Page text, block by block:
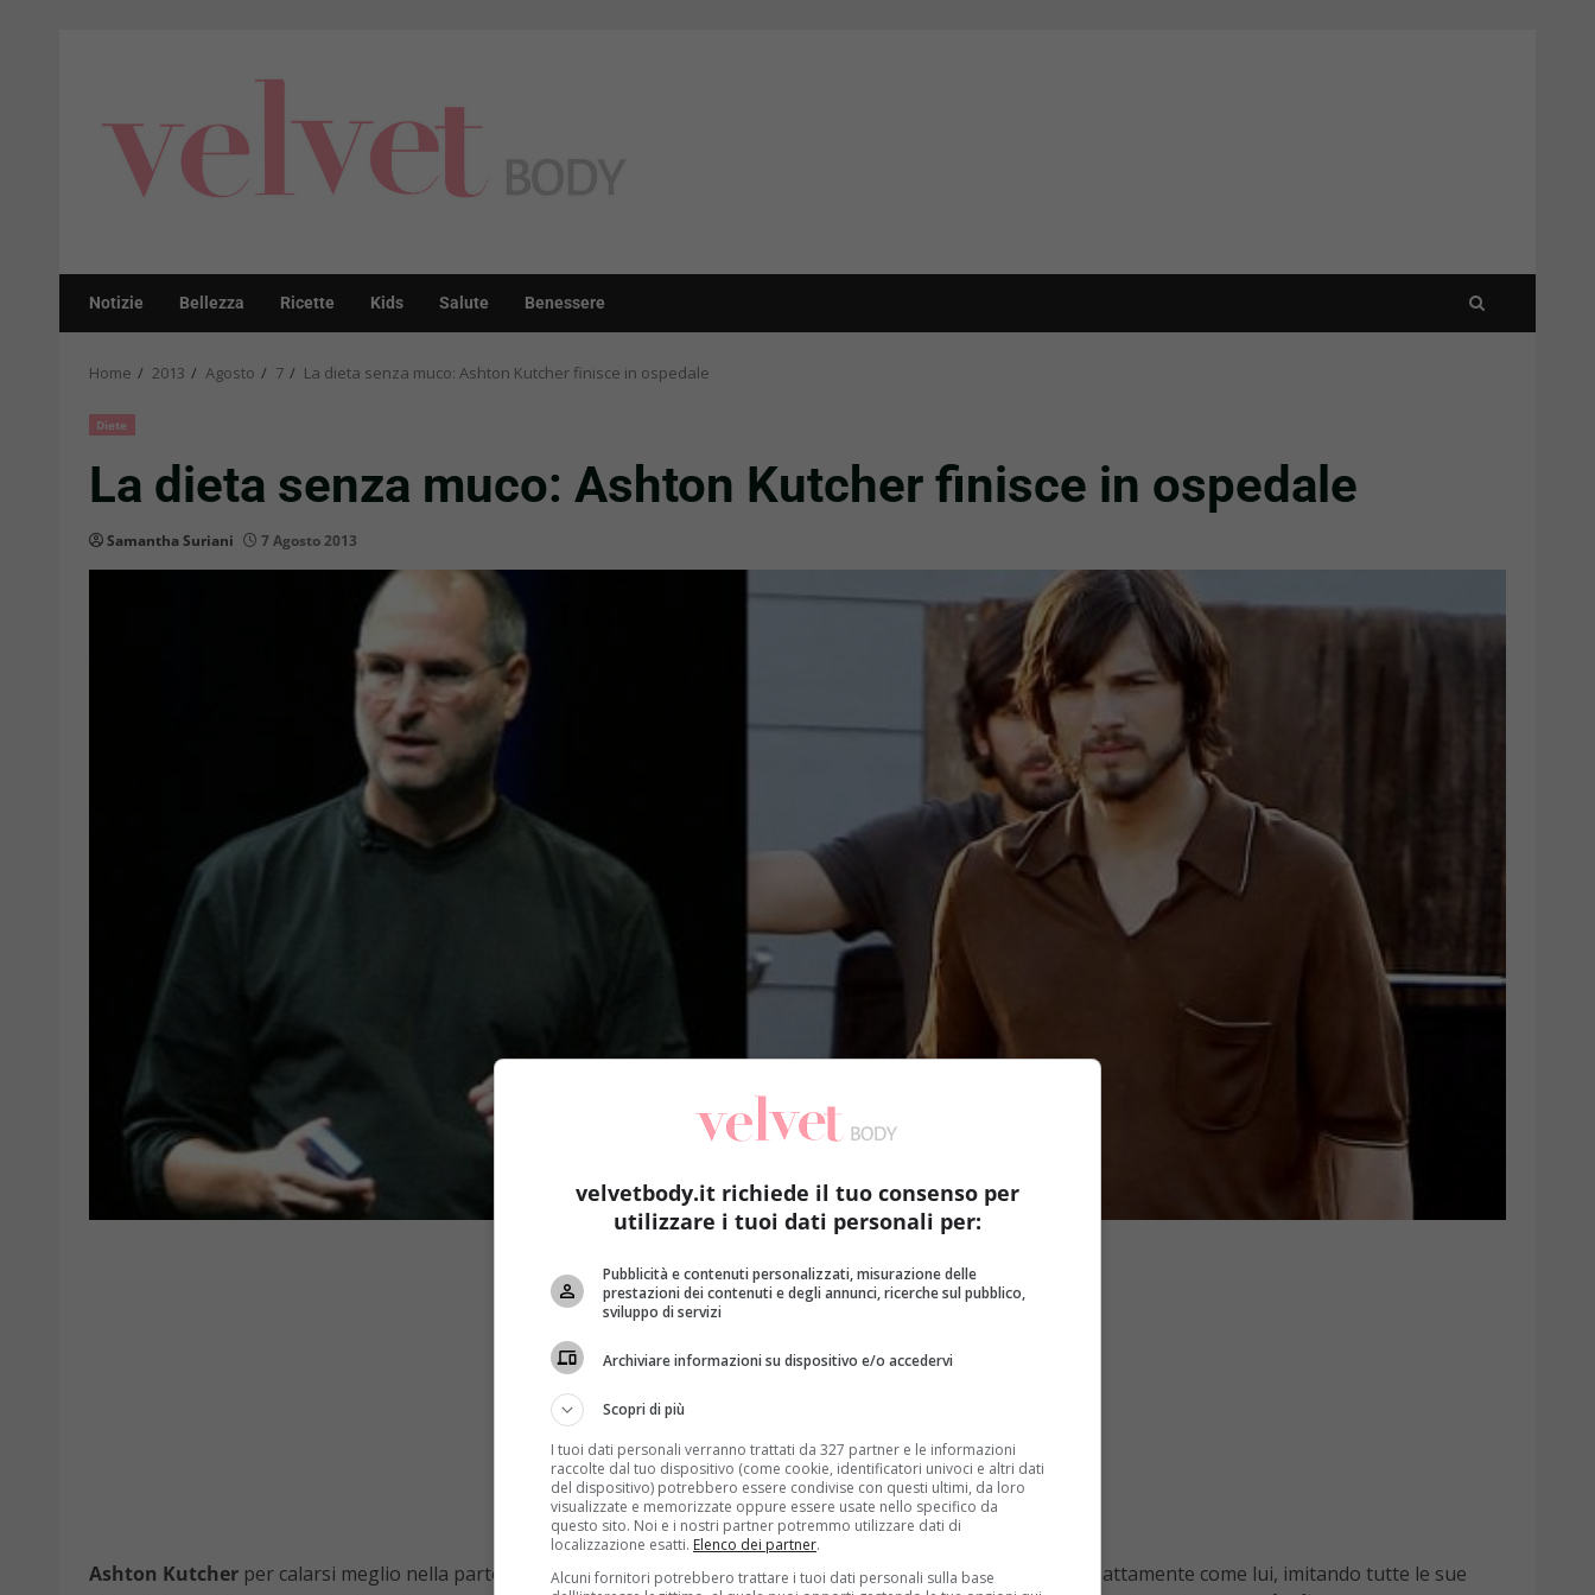
Notizie Bellezza Ricette Kids Salute Benessere
Home 2013 Agosto 7 La dieta senza muco: Ashton Kutcher finisce in ospedale
Diete
La dieta senza muco: Ashton Kutcher finisce in ospedale
Samantha Suriani 7 Agosto 2013
Ashton Kutcher per calarsi meglio nella parte di Steve Jobs,che interpreterà in un biopic, ha iniziato a vivere esattamente come lui, imitando tutte le sue
velvetbody.it richiede il tuo consenso per
utilizzare i tuoi dati personali per:
Pubblicità e contenuti personalizzati, misurazione delle
prestazioni dei contenuti e degli annunci, ricerche sul pubblico,
sviluppo di servizi
Archiviare informazioni su dispositivo e/o accedervi
Scopri di più
I tuoi dati personali verranno trattati da 327 partner e le informazioni
raccolte dal tuo dispositivo (come cookie, identificatori univoci e altri dati
del dispositivo) potrebbero essere condivise con questi ultimi, da loro
visualizzate e memorizzate oppure essere usate nello specifico da
questo sito. Noi e i nostri partner potremmo utilizzare dati di
localizzazione esatti. Elenco dei partner.
Alcuni fornitori potrebbero trattare i tuoi dati personali sulla base